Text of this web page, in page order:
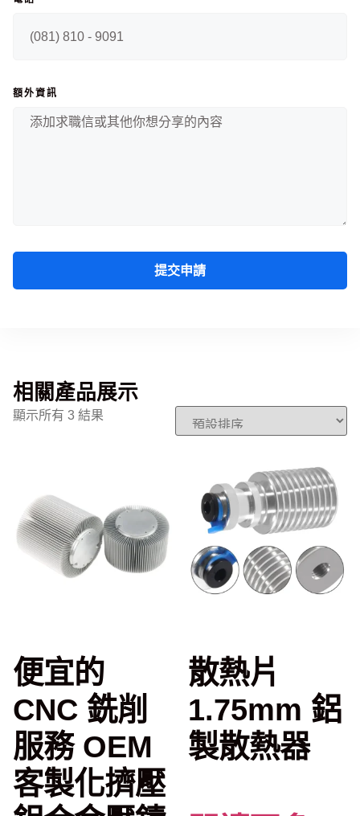
額外資訊
提交申請
相關產品展示
顯示所有 3 結果
便宜的
CNC 銑削
服務 OEM
客製化擠壓
散熱片
1.75mm 鋁
製散熱器